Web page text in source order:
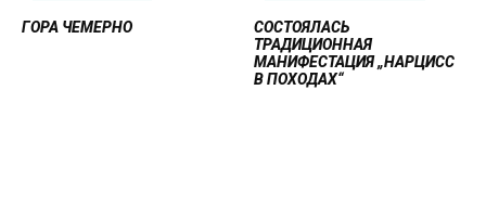
ГОРА ЧЕМЕРНО
СОСТОЯЛАСЬ
ТРАДИЦИОННАЯ
МАНИФЕСТАЦИЯ „НАРЦИСС
В ПОХОДАХ“